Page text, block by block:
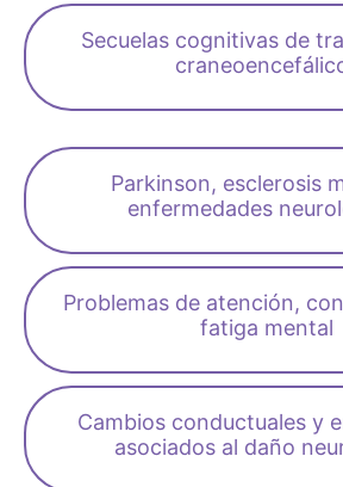
Secuelas cognitivas de
Parkinson, esclerosis
enfermedades
Problemas de atención,
fatiga mental
Cambios conductuales y
asociados al daño